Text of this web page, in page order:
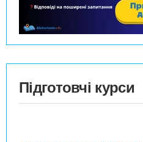
Підготовчі курси